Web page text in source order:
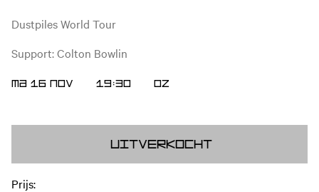
Dustpiles World Tour
Support: Colton Bowlin
MA 16 NOV 19:30 OZ
Uitverkocht
Prijs: